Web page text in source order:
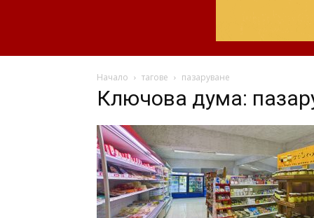
Начало тагове пазаруване
Ключова дума: